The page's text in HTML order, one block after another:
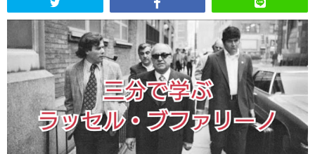
三分で学ぶマフィア暗黒史 名言・悩み相談
映画・ドラマ紹介 映画雑学
時事ニュース 書籍紹介
ABOUT US